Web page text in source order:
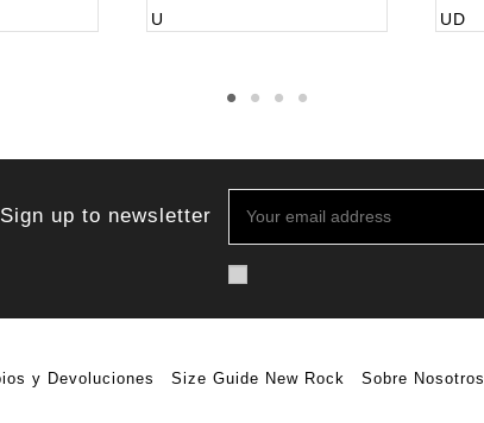
U UD
Sign up to newsletter
y Devoluciones Size Guide New Rock Sobre Nosotros